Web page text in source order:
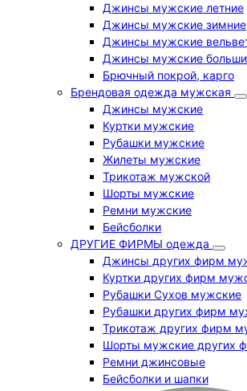
Джинсы мужские летние
Джинсы мужские зимние
Джинсы мужские
Джинсы мужские
Брючный покрой, карго
Брендовая одежда мужская
Джинсы мужские
Куртки мужские
Рубашки мужские
Жилеты мужские
Трикотаж мужской
Шорты мужские
Ремни мужские
Бейсболки
ДРУГИЕ ФИРМЫ одежда
Джинсы других фирм
Куртки других фирм
Рубашки Сухов мужские
Рубашки других фирм
Трикотаж других фирм
Шорты мужские других
Ремни джинсовые
Бейсболки и шапки